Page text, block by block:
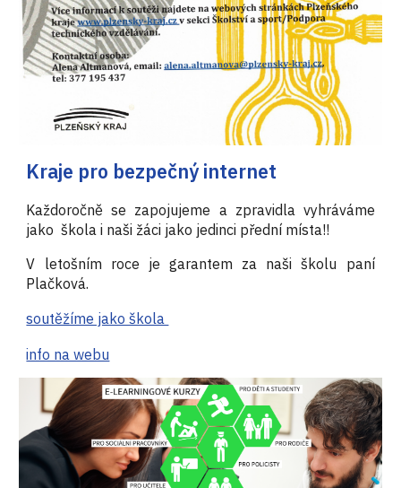
Kraje pro bezpečný internet
Každoročně se zapojujeme a zpravidla vyhráváme
jako škola i naši žáci jako jedinci přední místa!!
V letošním roce je garantem za naši školu paní
Plačková.
soutěžíme jako škola
info na webu